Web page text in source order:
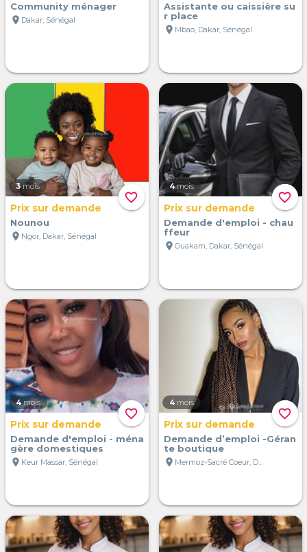
Community ménager
location_on Dakar, Sénégal
Assistante ou caissière su
r place
location_on Mbao, Dakar, Sénégal
favorite_border
3 mois
Prix sur demande
Nounou
location_on Ngor, Dakar, Sénégal
favorite_border
4 mois
Prix sur demande
Demande d'emploi - chau
ffeur
location_on Ouakam, Dakar, Sénégal
favorite_border
4 mois
Prix sur demande
Demande d'emploi - ména
gère domestiques
location_on Keur Massar, Sénégal
favorite_border
4 mois
Prix sur demande
Demande d’emploi -Géran
te boutique
location_on
Mermoz-Sacré Coeur, Dakar, Sénégal